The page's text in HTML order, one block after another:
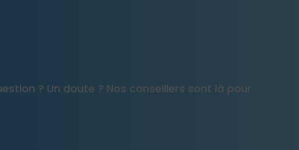
? Un doute ? Nos conseillers sont là pour